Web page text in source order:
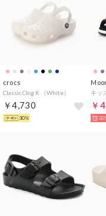
crocs
Classic Clog K （White）
￥4,730
30%
￥